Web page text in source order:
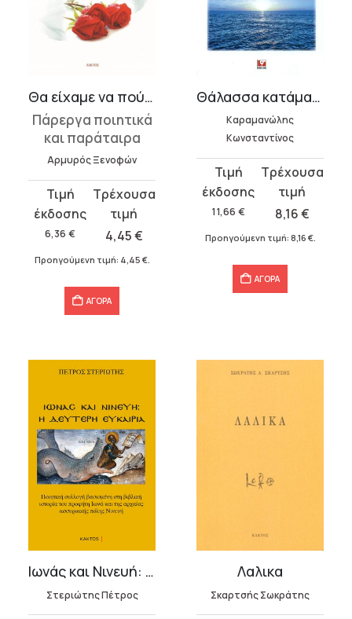
Θα είχαμε να πούμε πολλά
Πάρεργα ποιητικά
και παράταιρα
Αρμυρός Ξενοφών
6,36 €
Original
price
was:
6,36 €.
4,45€
τρέχουσα
τιμή
είναι:
Προηγούμενη τιμή: 4,45 €.
ΑΓΟΡΑ
Θάλασσα κατάματα
Καραμανώλης
Κωνσταντίνος
11,66 €
Original
price
was:
11,66 €.
8,16€
τρέχουσα
τιμή
είναι:
Προηγούμενη τιμή: 8,16 €.
ΑΓΟΡΑ
Ιωνάς και Νινευή: Η δεύτερη ευκαιρία
Στεριώτης Πέτρος
Λαλικα
Σκαρτσής Σωκράτης